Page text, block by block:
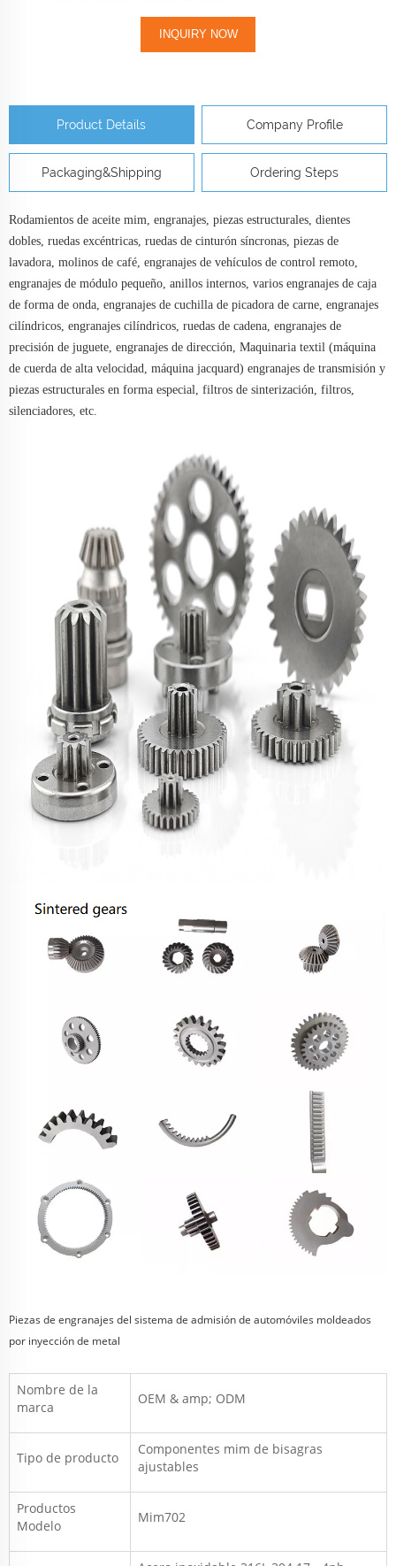
INQUIRY NOW
Product Details Company Profile
Packaging&Shipping Ordering Steps
Rodamientos de aceite mim, engranajes, piezas estructurales, dientes
dobles, ruedas excéntricas, ruedas de cinturón síncronas, piezas de
lavadora, molinos de café, engranajes de vehículos de control remoto,
engranajes de módulo pequeño, anillos internos, varios engranajes de caja
de forma de onda, engranajes de cuchilla de picadora de carne, engranajes
cilíndricos, engranajes cilíndricos, ruedas de cadena, engranajes de
precisión de juguete, engranajes de dirección, Maquinaria textil (máquina
de cuerda de alta velocidad, máquina jacquard) engranajes de transmisión y
piezas estructurales en forma especial, filtros de sinterización, filtros,
silenciadores, etc.
Piezas de engranajes del sistema de admisión de automóviles moldeados
por inyección de metal
Nombre de la
marca
OEM & amp; ODM
Tipo de producto
Componentes mim de bisagras
ajustables
Productos
Modelo
Mim702